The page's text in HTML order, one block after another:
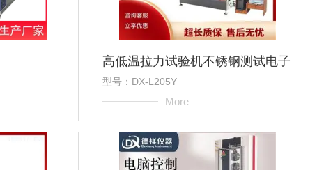
高低温拉力试验机不锈钢测试电子
型号：DX-L205Y
More